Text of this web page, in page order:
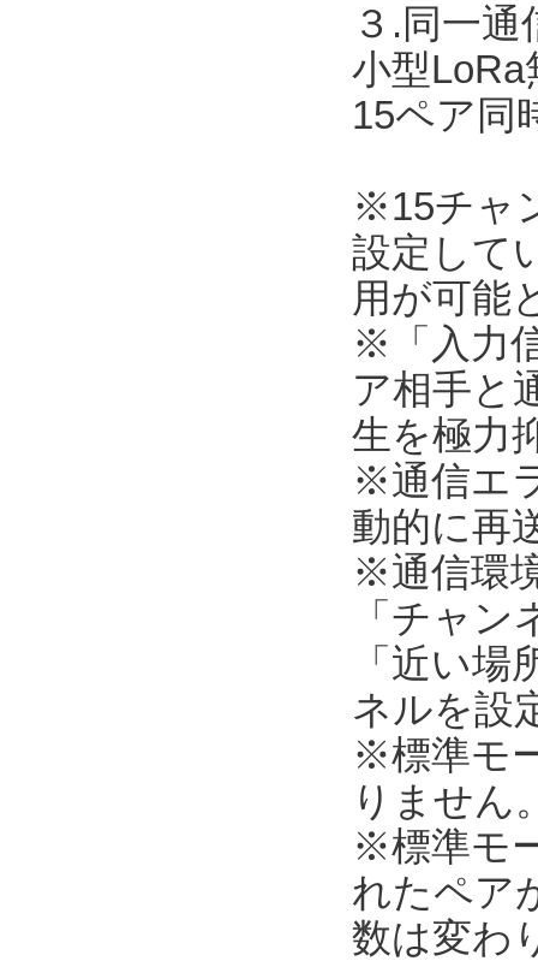
３.同一
小型
15ペア同
※15チャ
設定して
用が可能
※「入力
ア相手と
生を極力
※通信エ
動的に再
※通信環
「チャ
「近い
ネルを設
※標準モ
りません
※標準モ
れたペア
数は変わ